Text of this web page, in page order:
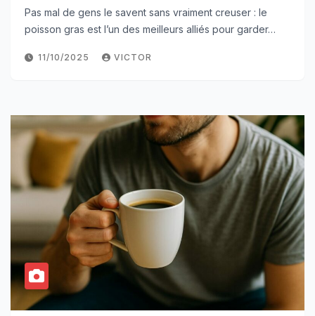
Pas mal de gens le savent sans vraiment creuser : le
poisson gras est l’un des meilleurs alliés pour garder…
11/10/2025 VICTOR